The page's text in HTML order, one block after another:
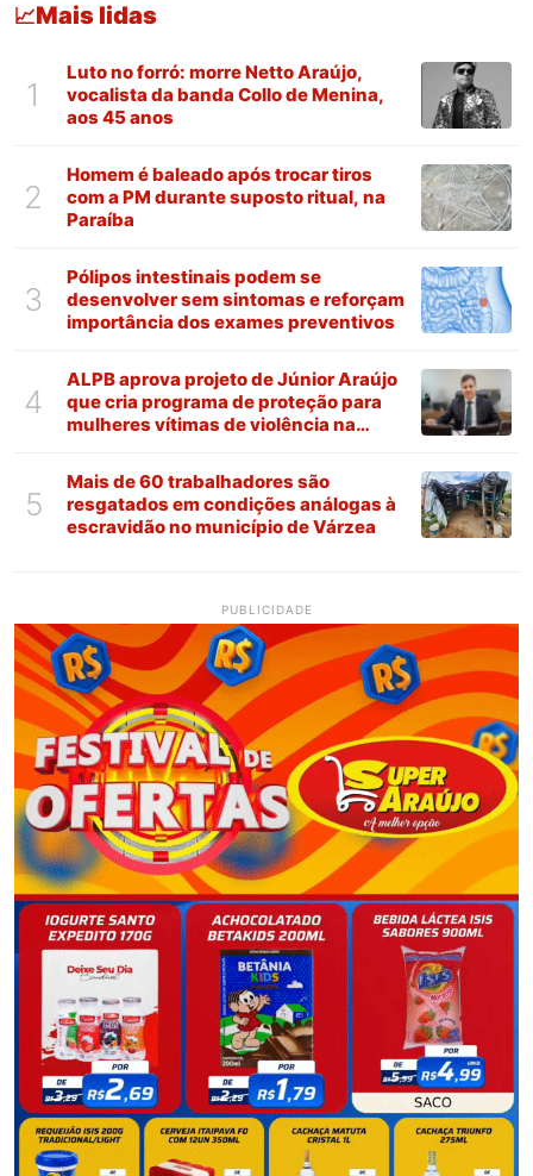
📈Mais lidas
1
Luto no forró: morre Netto Araújo,
vocalista da banda Collo de Menina,
aos 45 anos
2
Homem é baleado após trocar tiros
com a PM durante suposto ritual, na
Paraíba
3
Pólipos intestinais podem se
desenvolver sem sintomas e reforçam
importância dos exames preventivos
4
ALPB aprova projeto de Júnior Araújo
que cria programa de proteção para
mulheres vítimas de violência na
5
Mais de 60 trabalhadores são
resgatados em condições análogas à
escravidão no município de Várzea
PUBLICIDADE